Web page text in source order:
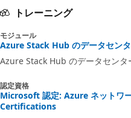
トレーニング
モジュール
Azure Stack Hub のデータセン
Azure Stack Hub のデータセンタ
認定資格
Microsoft 認定: Azure ネットワ
Certifications